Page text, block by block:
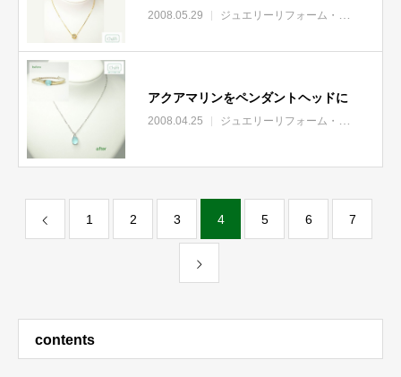
2008.05.29 ジュエリーリフォーム・リモデル
アクアマリンをペンダントヘッドに
2008.04.25 ジュエリーリフォーム・リモデル
1 2 3 4 5 6 7
contents